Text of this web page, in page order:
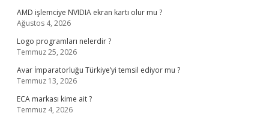
AMD işlemciye NVIDIA ekran kartı olur mu ?
Ağustos 4, 2026
Logo programları nelerdir ?
Temmuz 25, 2026
Avar İmparatorluğu Türkiye’yi temsil ediyor mu ?
Temmuz 13, 2026
ECA markası kime ait ?
Temmuz 4, 2026